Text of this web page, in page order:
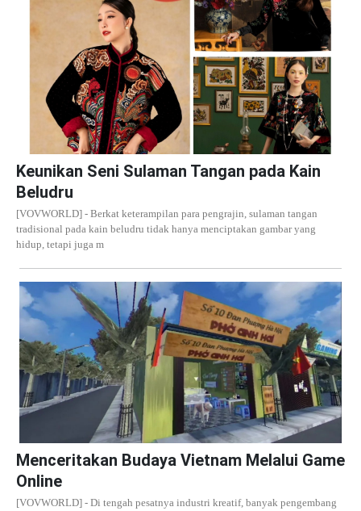
Keunikan Seni Sulaman Tangan pada Kain
Beludru
[VOVWORLD] - Berkat keterampilan para pengrajin, sulaman tangan
tradisional pada kain beludru tidak hanya menciptakan gambar yang
hidup, tetapi juga m
Menceritakan Budaya Vietnam Melalui Game
Online
[VOVWORLD] - Di tengah pesatnya industri kreatif, banyak pengembang